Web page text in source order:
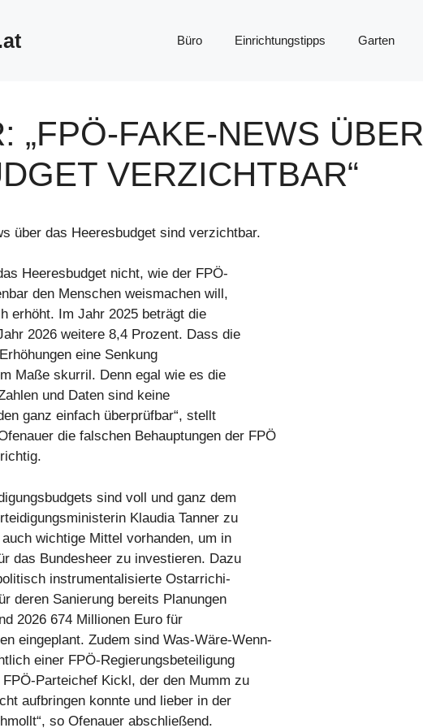
Büro Einrichtungstipps Garten
„FPÖ-FAKE-NEWS ÜBER
VERZICHTBAR“
über das Heeresbudget sind verzichtbar.
Heeresbudget nicht, wie der FPÖ-
den Menschen weismachen will,
erhöht. Im Jahr 2025 beträgt die
2026 weitere 8,4 Prozent. Dass die
eine Senkung
Maße skurril. Denn egal wie es die
und Daten sind keine
ganz einfach überprüfbar“, stellt
die falschen Behauptungen der FPÖ
sind voll und ganz dem
Klaudia Tanner zu
wichtige Mittel vorhanden, um in
das Bundesheer zu investieren. Dazu
instrumentalisierte Ostarrichi-
deren Sanierung bereits Planungen
2026 674 Millionen Euro für
eingeplant. Zudem sind Was-Wäre-Wenn-
einer FPÖ-Regierungsbeteiligung
Parteichef Kickl, der den Mumm zu
aufbringen konnte und lieber in der
so Ofenauer abschließend.